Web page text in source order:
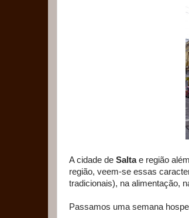
A cidade de Saltae região
região, veem-se essas
tradicionais), na alimentação,
Passamos uma semana